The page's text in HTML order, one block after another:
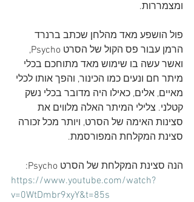
ומצמררות.
פול הושפע מאד מהלחן שכתב ברנרד
הרמן עבור פס הקול של הסרט Psycho,
ואשר עשה בו שימוש מאד מתוחכם בכלי
מיתר חם ונעים כמו הכינור, והפך אותו לכלי
מאיים, אלים, כאילו היה מדובר בכלי נשק
קטלני. צלילי המיתר האלה מלווים את
סצינות האימה של הסרט, ויותר מכל זכורה
סצינת המקלחת המפורסמת.
הנה סצינת המקלחת של הסרט Psycho:
https://www.youtube.com/watch?
v=0WtDmbr9xyY&t=85s